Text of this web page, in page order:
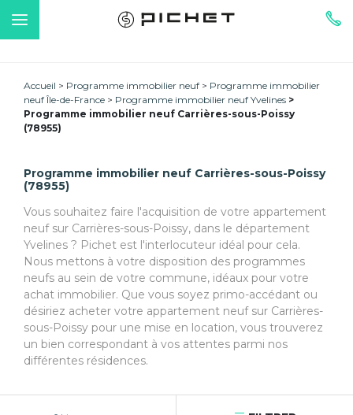
Accueil Programme immobilier neuf
Programme immobilier
neuf Île-de-France
Programme immobilier neuf Yvelines
Programme immobilier neuf Carrières-sous-Poissy
(78955)
Programme immobilier neuf Carrières-sous-Poissy
(78955)
Vous souhaitez faire l'acquisition de votre appartement
neuf sur Carrières-sous-Poissy, dans le département
Yvelines ? Pichet est l'interlocuteur idéal pour cela.
Nous mettons à votre disposition des programmes
neufs au sein de votre commune, idéaux pour votre
achat immobilier. Que vous soyez primo-accédant ou
désiriez acheter votre appartement neuf sur Carrières-
sous-Poissy pour une mise en location, vous trouverez
un bien correspondant à vos attentes parmi nos
différentes résidences.